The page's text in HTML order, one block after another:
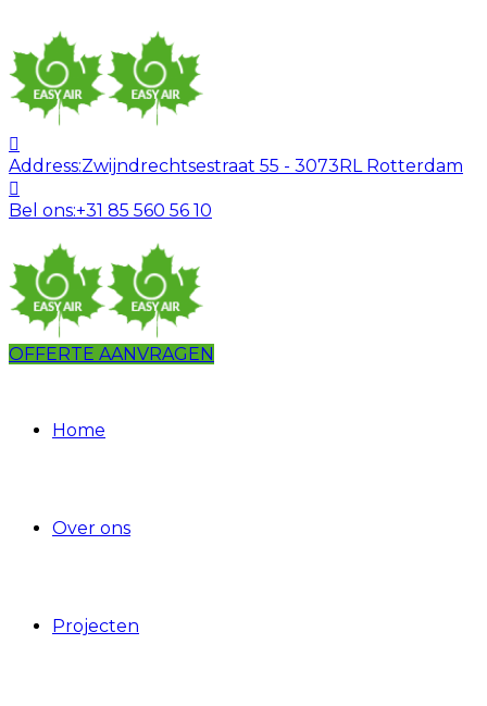
Address:Zwijndrechtsestraat 55 - 3073RL Rotterdam
Bel ons:+31 85 560 56 10
OFFERTE AANVRAGEN
Home
Over ons
Projecten